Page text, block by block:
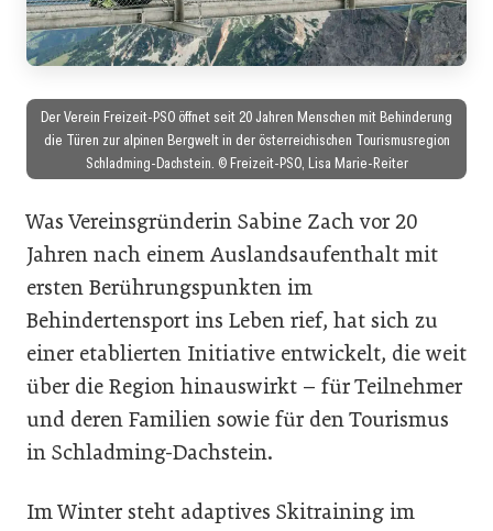
Der Verein Freizeit-PSO öffnet seit 20 Jahren Menschen mit Behinderung
die Türen zur alpinen Bergwelt in der österreichischen Tourismusregion
Schladming-Dachstein. © Freizeit-PSO, Lisa Marie-Reiter
Was Vereinsgründerin Sabine Zach vor 20
Jahren nach einem Auslandsaufenthalt mit
ersten Berührungspunkten im
Behindertensport ins Leben rief, hat sich zu
einer etablierten Initiative entwickelt, die weit
über die Region hinauswirkt – für Teilnehmer
und deren Familien sowie für den Tourismus
in Schladming-Dachstein.
Im Winter steht adaptives Skitraining im